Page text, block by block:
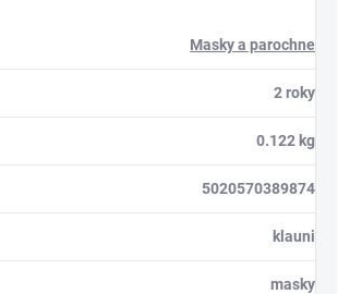
Masky a parochne
2 roky
0.122 kg
5020570389874
klauni
masky